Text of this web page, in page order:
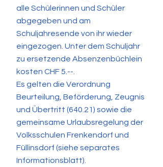
alle Schülerinnen und Schüler
abgegeben und am
Schuljahresende von ihr wieder
eingezogen. Unter dem Schuljahr
zu ersetzende Absenzenbüchlein
kosten CHF 5.--.
Es gelten die Verordnung
Beurteilung, Beförderung, Zeugnis
und Übertritt (640.21) sowie die
gemeinsame Urlaubsregelung der
Volksschulen Frenkendorf und
Füllinsdorf (siehe separates
Informationsblatt).